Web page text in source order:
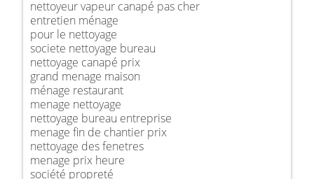
nettoyeur vapeur canapé pas cher
entretien ménage
pour le nettoyage
societe nettoyage bureau
nettoyage canapé prix
grand menage maison
ménage restaurant
menage nettoyage
nettoyage bureau entreprise
menage fin de chantier prix
nettoyage des fenetres
menage prix heure
société propreté